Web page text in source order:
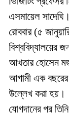
এসমায়েল সাদেঘি।
রোববার (৫
বিশ্ববিদ্যালয়ের
আখতার হোসেন
আগামী এক বছরের
উল্লেখ করা হয়।
যোগদানের পর